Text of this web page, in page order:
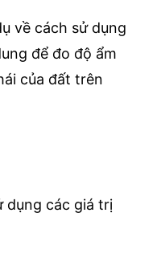
về cách sử dụng
để đo độ ẩm
của đất trên
dụng các giá trị